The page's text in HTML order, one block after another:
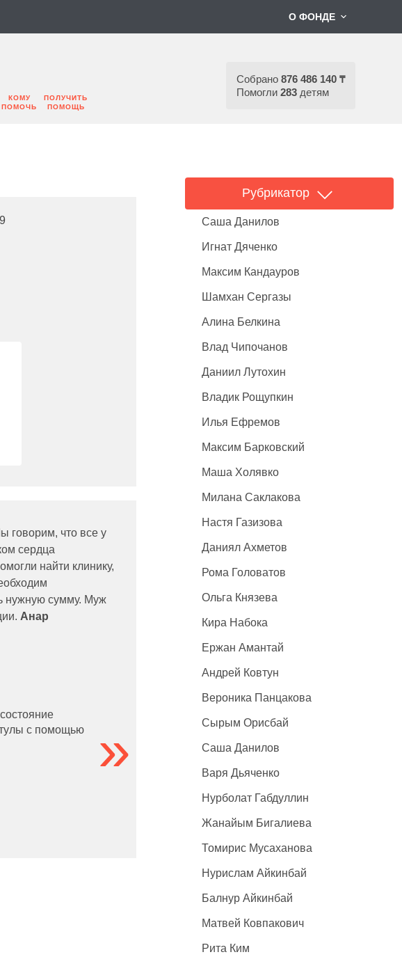
О ФОНДЕ
КОМУ
ПОМОЧЬ
ПОЛУЧИТЬ
ПОМОЩЬ
Собрано 876 486 140 ₸
Помогли 283 детям
Рубрикатор
Саша Данилов
Игнат Дяченко
Максим Кандауров
Шамхан Сергазы
Алина Белкина
Влад Чипочанов
Даниил Лутохин
Владик Рощупкин
Илья Ефремов
Максим Барковский
Маша Холявко
Милана Саклакова
Настя Газизова
Даниял Ахметов
Рома Головатов
Ольга Князева
Кира Набока
Ержан Амантай
Андрей Ковтун
Вероника Панцакова
Сырым Орисбай
Саша Данилов
Варя Дьяченко
Нурболат Габдуллин
Жанайым Бигалиева
Томирис Мусаханова
Нурислам Айкинбай
Балнур Айкинбай
Матвей Ковпакович
Рита Ким
говорим, что все у
сердца
найти клинику,
нужную сумму. Муж
Анар
с помощью